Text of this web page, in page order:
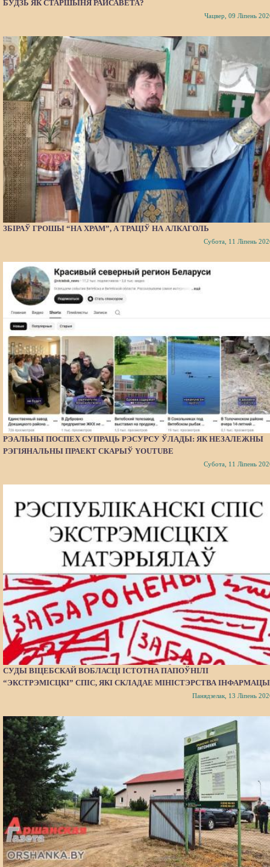
БУДЗЬ ЯК СТАРШЫНЯ РАЙСАВЕТА?
Чацвер, 09 Ліпень
ЗБІРАЎ ГРОШЫ “НА ХРАМ”, А ТРАЦІЎ НА АЛКАГОЛЬ
Субота, 11 Ліпень
РЭАЛЬНЫ ПОСПЕХ СУПРАЦЬ РЭСУРСУ ЎЛАДЫ: ЯК НЕЗАЛЕЖНЫ
РЭГІЯНАЛЬНЫ ПРАЕКТ СКАРЫЎ YOUTUBE
Субота, 11 Ліпень
СУДЫ ВІЦЕБСКАЙ ВОБЛАСЦІ ІСТОТНА ПАПОЎНІЛІ
“ЭКСТРЭМІСЦКІ” СПІС, ЯКІ СКЛАДАЕ МІНІСТЭРСТВА
Панядзелак, 13 Ліпень